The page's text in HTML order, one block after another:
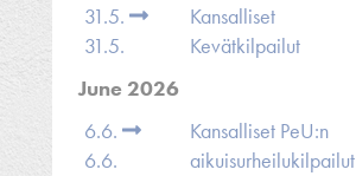
31.5.
31.5.
Kansalliset
Kevätkilpailut
June 2026
6.6.
6.6.
Kansalliset PeU:n
aikuisurheilukilpailut